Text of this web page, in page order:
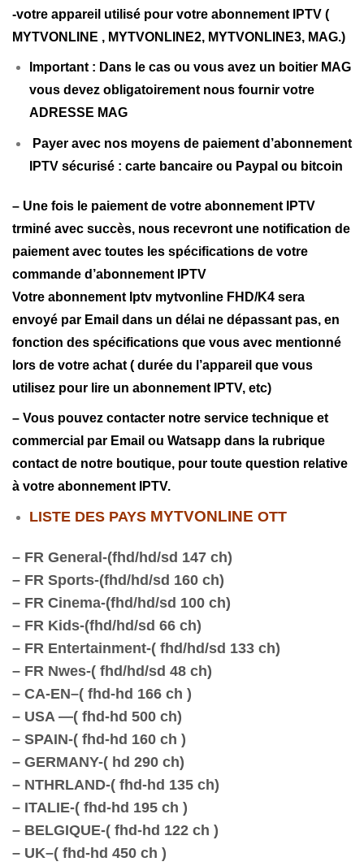
-votre appareil utilisé pour votre abonnement IPTV (
MYTVONLINE , MYTVONLINE2, MYTVONLINE3, MAG.)
Important : Dans le cas ou vous avez un boitier MAG
vous devez obligatoirement nous fournir votre
ADRESSE MAG
Payer avec nos moyens de paiement d’abonnement
IPTV sécurisé : carte bancaire ou Paypal ou bitcoin
– Une fois le paiement de votre abonnement IPTV
trminé avec succès, nous recevront une notification de
paiement avec toutes les spécifications de votre
commande d’abonnement IPTV
Votre abonnement Iptv mytvonline FHD/K4 sera
envoyé par Email dans un délai ne dépassant pas, en
fonction des spécifications que vous avec mentionné
lors de votre achat ( durée du l’appareil que vous
utilisez pour lire un abonnement IPTV, etc)
– Vous pouvez contacter notre service technique et
commercial par Email ou Watsapp dans la rubrique
contact de notre boutique, pour toute question relative
à votre abonnement IPTV.
LISTE DES PAYS MYTVONLINE OTT
– FR General-(fhd/hd/sd 147 ch)
– FR Sports-(fhd/hd/sd 160 ch)
– FR Cinema-(fhd/hd/sd 100 ch)
– FR Kids-(fhd/hd/sd 66 ch)
– FR Entertainment-( fhd/hd/sd 133 ch)
– FR Nwes-( fhd/hd/sd 48 ch)
– CA-EN–( fhd-hd 166 ch )
– USA —( fhd-hd 500 ch)
– SPAIN-( fhd-hd 160 ch )
– GERMANY-( hd 290 ch)
– NTHRLAND-( fhd-hd 135 ch)
– ITALIE-( fhd-hd 195 ch )
– BELGIQUE-( fhd-hd 122 ch )
– UK–( fhd-hd 450 ch )